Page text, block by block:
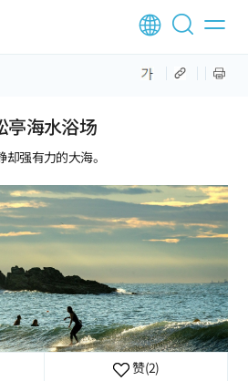
亭海水浴场
却强有力的大海。
赞(2)